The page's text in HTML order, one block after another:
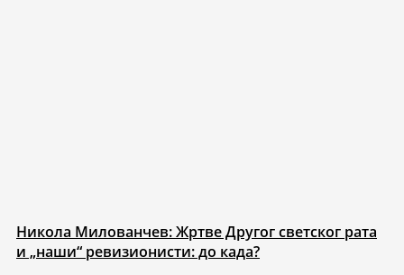
Никола Милованчев: Жртве Другог светског рата
и „наши“ ревизионисти: до када?